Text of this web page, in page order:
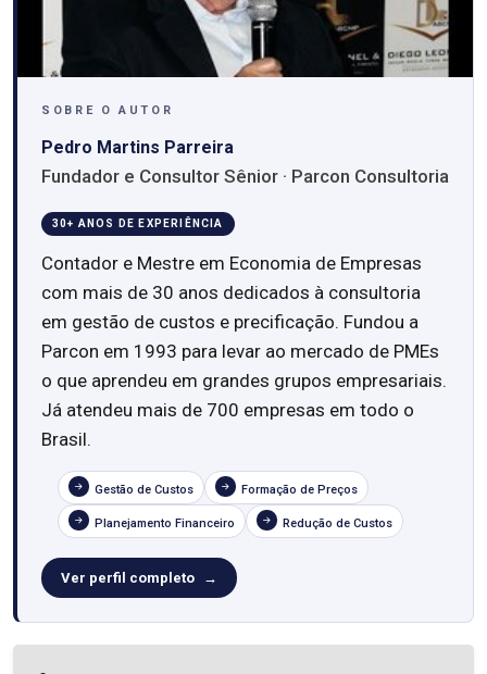
SOBRE O AUTOR
Pedro Martins Parreira
Fundador e Consultor Sênior · Parcon Consultoria
30+ ANOS DE EXPERIÊNCIA
Contador e Mestre em Economia de Empresas
com mais de 30 anos dedicados à consultoria
em gestão de custos e precificação. Fundou a
Parcon em 1993 para levar ao mercado de PMEs
o que aprendeu em grandes grupos empresariais.
Já atendeu mais de 700 empresas em todo o
Brasil.
Gestão de Custos Formação de Preços
Planejamento Financeiro Redução de Custos
Ver perfil completo